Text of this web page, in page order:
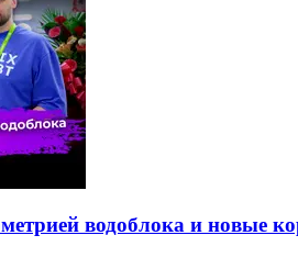
водоблока и новые